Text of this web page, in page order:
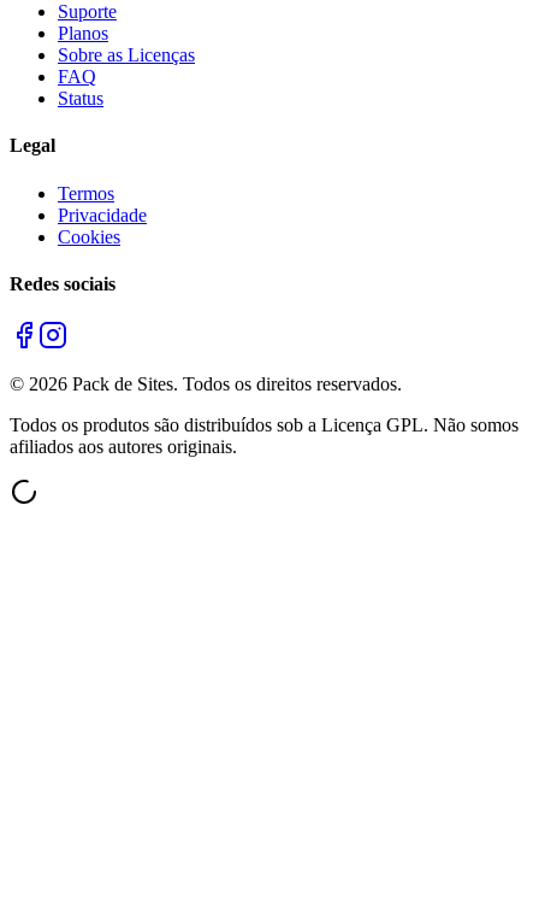
Suporte
Planos
Sobre as Licenças
FAQ
Status
Legal
Termos
Privacidade
Cookies
Redes sociais
© 2026 Pack de Sites. Todos os direitos reservados.
Todos os produtos são distribuídos sob a Licença GPL. Não somos
afiliados aos autores originais.